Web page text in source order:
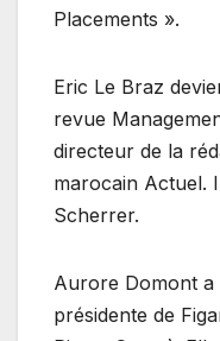
Placements ».
Eric Le Braz
revue
directeur de la
marocain Actuel.
Scherrer.
Aurore Domont a
présidente de